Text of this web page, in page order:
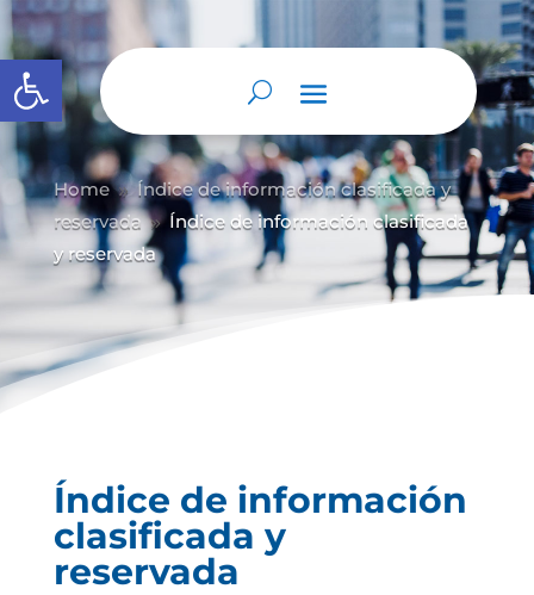
Abrir barra de herramientas
Home 9 Índice de información clasificada y
reservada 9 Índice de información clasificada
y reservada
Índice de información
clasificada y
reservada